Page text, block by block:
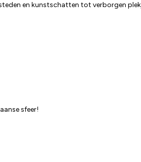
en kunstschatten tot verborgen
sfeer!